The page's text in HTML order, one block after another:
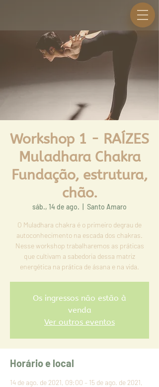
Workshop 1 - RAÍZES
Muladhara Chakra
Fundação, estrutura,
chão.
sáb., 14 de ago. Santo Amaro
O Muladhara chakra é o primeiro degrau de
autoconhecimento na escada dos chakras.
Nesse workshop trabalharemos as práticas
que cultivam a sabedoria dessa matriz
Os ingressos não estão à
venda
Ver outros eventos
Horário e local
14 de ago. de 2021, 09:00 – 15 de ago. de 2021,